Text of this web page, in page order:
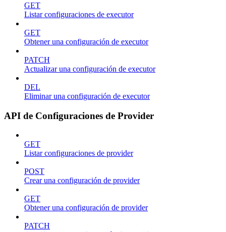
GET
Listar configuraciones de executor
GET
Obtener una configuración de executor
PATCH
Actualizar una configuración de executor
DEL
Eliminar una configuración de executor
API de Configuraciones de Provider
GET
Listar configuraciones de provider
POST
Crear una configuración de provider
GET
Obtener una configuración de provider
PATCH